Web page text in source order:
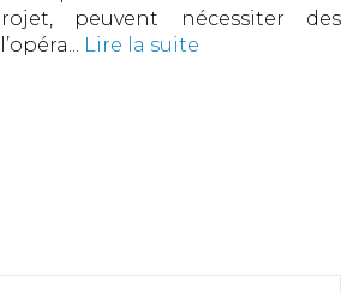
peuvent nécessiter des
Lire la suite